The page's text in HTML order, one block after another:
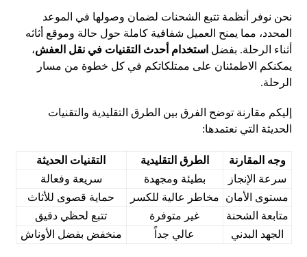
نحن نوفر أنظمة تتبع الشحنات لضمان وصولها في الموعد
المحدد، مما يمنح العميل شفافية كاملة حول حالة وموقع أثاثه
أثناء الرحلة. بفضل استخدام أحدث التقنيات في نقل العفش،
يمكنكم الاطمئنان على ممتلكاتكم في كل خطوة من مسار
الرحلة.
إليكم مقارنة توضح الفرق بين الطرق التقليدية والتقنيات
الحديثة التي نعتمدها:
وجه المقارنة الطرق التقليدية
التقنيات الحديثة
سرعة الإنجاز
بطيئة ومجهدة
سريعة وفعالة
مستوى الأمان
مخاطر عالية للكسر
حماية قصوى للأثاث
متابعة الشحنة
غير متوفرة
تتبع لحظي دقيق
الجهد البدني
عالي جداً منخفض بفضل الأوناش